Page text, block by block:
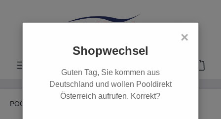
×
Shopwechsel
Guten Tag, Sie kommen aus
Deutschland und wollen Pooldirekt
Österreich aufrufen. Korrekt?
POOL